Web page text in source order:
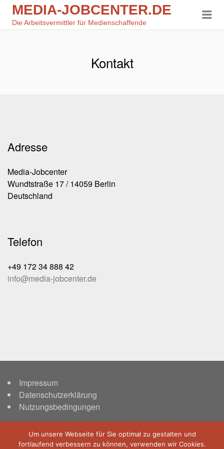
MEDIA-JOBCENTER.DE
Media-Jobcenter.de
Die Arbeitsvermittler für Medienschaffende
Kontakt
Adresse
Media-Jobcenter
Wundtstraße 17 / 14059 Berlin
Deutschland
Telefon
+49 172 34 888 42
info@media-jobcenter.de
Impressum
Datenschutzerklärung
Nutzungsbedingungen
Um unsere Webseite für Sie optimal zu gestalten und
fortlaufend verbessern zu können, verwenden wir Cookies.